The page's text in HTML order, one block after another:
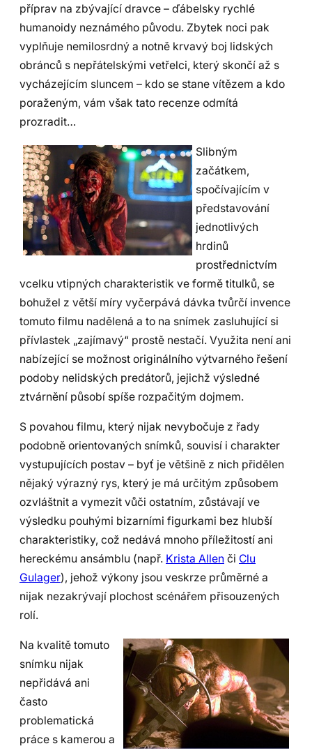
příprav na zbývající dravce – ďábelsky rychlé
humanoidy neznámého původu. Zbytek noci pak
vyplňuje nemilosrdný a notně krvavý boj lidských
obránců s nepřátelskými vetřelci, který skončí až s
vycházejícím sluncem – kdo se stane vítězem a kdo
poraženým, vám však tato recenze odmítá
prozradit…
Slibným
začátkem,
spočívajícím v
představování
jednotlivých
hrdinů
prostřednictvím
vcelku vtipných charakteristik ve formě titulků, se
bohužel z větší míry vyčerpává dávka tvůrčí invence
tomuto filmu nadělená a to na snímek zasluhující si
přívlastek „zajímavý“ prostě nestačí. Využita není ani
nabízející se možnost originálního výtvarného řešení
podoby nelidských predátorů, jejichž výsledné
ztvárnění působí spíše rozpačitým dojmem.
S povahou filmu, který nijak nevybočuje z řady
podobně orientovaných snímků, souvisí i charakter
vystupujících postav – byť je většině z nich přidělen
nějaký výrazný rys, který je má určitým způsobem
ozvláštnit a vymezit vůči ostatním, zůstávají ve
výsledku pouhými bizarními figurkami bez hlubší
charakteristiky, což nedává mnoho příležitostí ani
hereckému ansámblu (např. Krista Allen či Clu
Gulager), jehož výkony jsou veskrze průměrné a
nijak nezakrývají plochost scénářem přisouzených
rolí.
Na kvalitě tomuto
snímku nijak
nepřidává ani
často
problematická
práce s kamerou a